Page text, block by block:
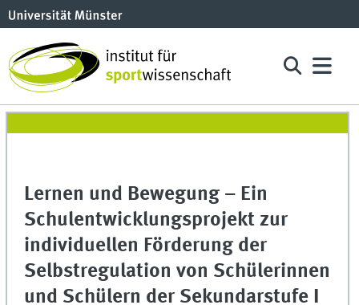
Lernen und Bewegung – Ein
Schulentwicklungsprojekt zur
individuellen Förderung der
Selbstregulation von Schülerinnen
und Schülern der Sekundarstufe I